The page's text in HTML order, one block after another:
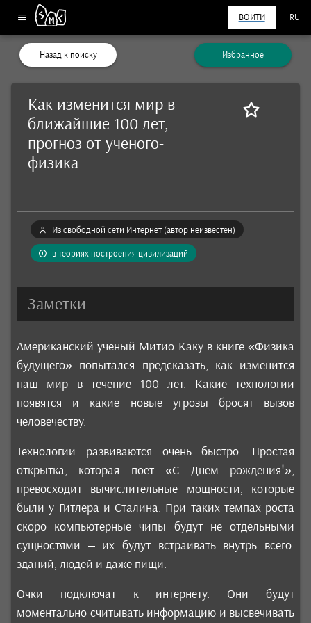
ВОЙТИ RU
Назад к поиску Избранное
Как изменится мир в
ближайшие 100 лет,
прогноз от ученого-
физика
Из свободной сети Интернет (автор неизвестен)
в теориях построения цивилизаций
Заметки
Американский ученый Митио Каку в книге «Физика
будущего» попытался предсказать, как изменится
наш мир в течение 100 лет. Какие технологии
появятся и какие новые угрозы бросят вызов
человечеству.
Технологии развиваются очень быстро. Простая
открытка, которая поет «С Днем рождения!»,
превосходит вычислительные мощности, которые
были у Гитлера и Сталина. При таких темпах роста
скоро компьютерные чипы будут не отдельными
сущностями – их будут встраивать внутрь всего:
зданий, людей и даже пищи.
Очки подключат к интернету. Они будут
моментально считывать информацию и высвечивать